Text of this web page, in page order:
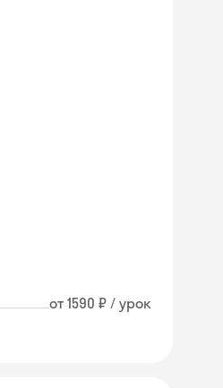
от 1590 ₽ / урок